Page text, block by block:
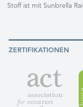
Stoff ist mit Sunbrella
ZERTIFIKATIONEN